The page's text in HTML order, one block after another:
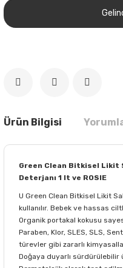
Ürün Bilgisi
Green Clean Bitkisel Likit
Deterjanı 1 lt ve ROSIE
U Green Clean Bitkisel Likit
kullanılır. Bebek ve hassas
Organik portakal kokusu
Paraben, Klor, SLES, SLS,
türevler gibi zararlı
Doğaya duyarlı